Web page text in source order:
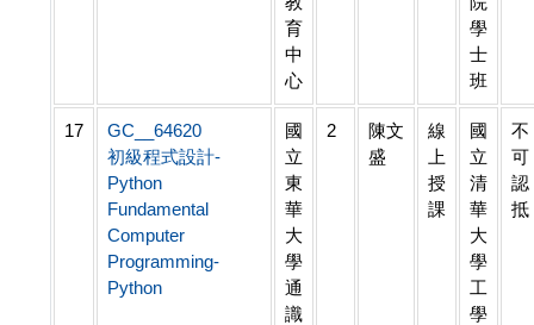
育
中
心
學
士
班
17
GC__64620
初級程式設計-
Python
Fundamental
Computer
Programming-
Python
國
立
東
華
大
學
通
識
2
陳文
盛
線
上
授
課
國
立
清
華
大
學
工
學
不
可
認
抵